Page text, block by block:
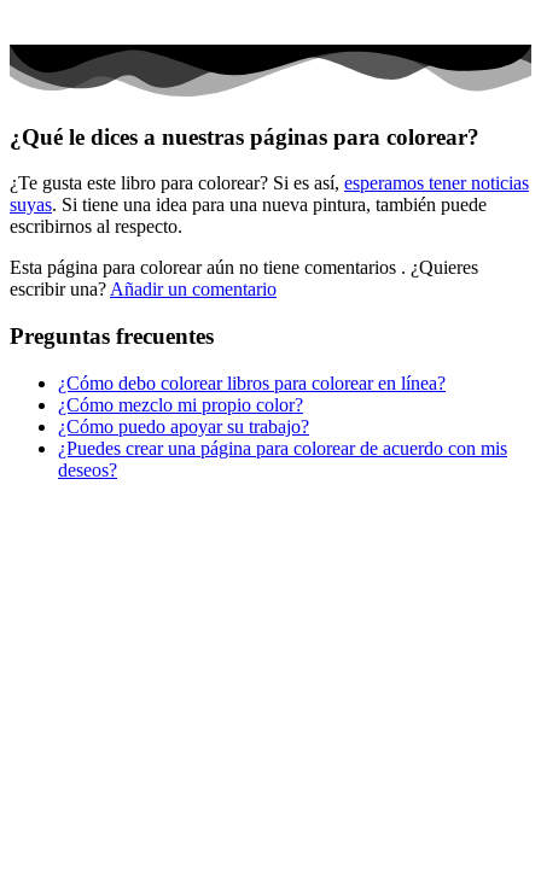
Halloween y otoño
Mandalas
Música e instrumentos musicales
Peluches y caballos
Primavera y pascua
Transporte
Verano y vacaciones
Libros para colorear para niños
Nezaradené
¿Qué le dices a nuestras páginas para colorear?
¿Te gusta este libro para colorear? Si es así, esperamos tener noticias
suyas. Si tiene una idea para una nueva pintura, también puede
escribirnos al respecto.
Esta página para colorear aún no tiene comentarios . ¿Quieres
escribir una? Añadir un comentario
Preguntas frecuentes
¿Cómo debo colorear libros para colorear en línea?
¿Cómo mezclo mi propio color?
¿Cómo puedo apoyar su trabajo?
¿Puedes crear una página para colorear de acuerdo con mis
deseos?